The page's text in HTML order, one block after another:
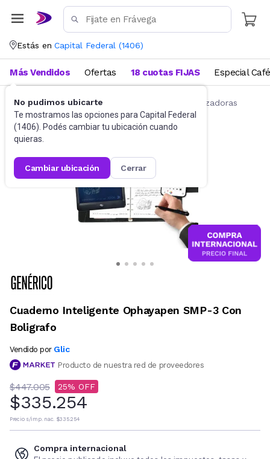
Estás en Capital Federal (1406)
No pudimos ubicarte
Te mostramos las opciones para Capital Federal
(1406). Podés cambiar tu ubicación cuando
quieras.
cambiar ubicación cerrar
Más Vendidos Ofertas 18 cuotas FIJAS Especial Café
Accesorios de Informática Tabletas Digitalizadoras
Cuaderno Inteligente Ophayapen SMP-3 Con
Boligrafo
Vendido por Glic
Producto de nuestra red de proveedores
$447.005 25
$335.254
Precio s/imp. nac. $335.254
Compra internacional